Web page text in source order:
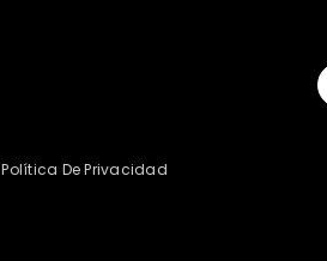
Política De Privacidad